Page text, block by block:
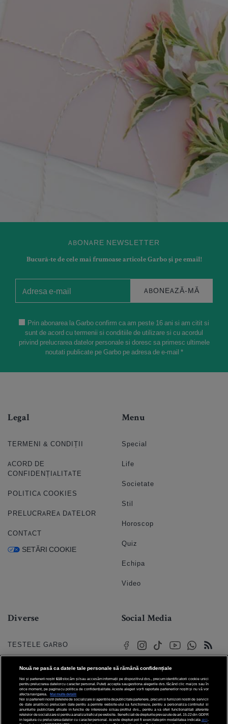
ABONARE NEWSLETTER
Bucură-te de cele mai frumoase articole Garbo și pe email!
ABONEAZĂ-MĂ
Prin abonarea la Garbo confirm ca am peste 16 ani si am citit si
sunt de acord cu termenii si conditiile de utilizare si cu acordul
privind prelucrarea datelor personale si doresc sa primesc ultimele
noutati publicate pe Garbo pe adresa de e-mail *
Legal
TERMENI & CONDIȚII
ACORD DE
CONFIDENȚIALITATE
POLITICA COOKIES
PRELUCRAREA DATELOR
CONTACT
SETĂRI COOKIE
Menu
Special
Life
Societate
Stil
Horoscop
Quiz
Echipa
Video
Diverse
TESTELE GARBO
HOROSCOP
HOROSCOPUL IUBIRII
FORUMURI
Social Media
© 2026 Internet Corp SRL
Toate drepturile rezervate
Nouă ne pasă ca datele tale personale să rămână confidențiale
Noi și partenerii noștri 610stocăm și/sau accesăm informații pe dispozitivul dvs., precum identificatorii cookie unici
pentru prelucrarea datelor cu caracter personal. Puteți accepta sau gestiona alegerile dvs. făcând clic mai jos sau în
orice moment, pe pagina cu politica de confidențialitate. Aceste alegeri vor fi raportate partenerilor noștri și nu vă vor
afecta navigarea.
Mai multe detalii
Noi si partenerii nostri (retelele de socializare si agentiile de publicitate partenere, precum si furnizorii nostri de servicii
de date analitice) prelucram date pentru a permite website-ului sa functioneze, pentru a personaliza continutul si
anunturile publicitare afisate in functie de interesele si/sau profilul dvs., pentru a va oferi functionalitati aferente
retelelor de socializare si pentru a analiza traficul pe website. Beneficiati de drepturile prevazute de art. 15-22 din GDPR
in legatura cu prelucrarea datelor cu caracter personal. Aceste drepturi pot fi exercitate prin modalitatea indicata aici